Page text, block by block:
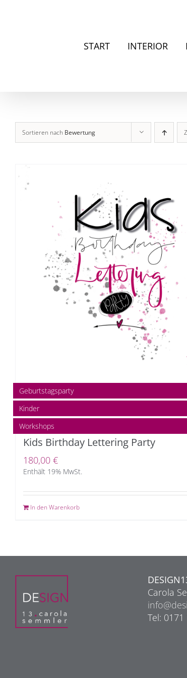
START
INTERIOR
Sortieren nach Bewertung
Geburtstagsparty
Kinder
Workshops
Kids Birthday Lettering Party
180,00 €
Enthält 19% MwSt.
In den Warenkorb
Carola
Tel: